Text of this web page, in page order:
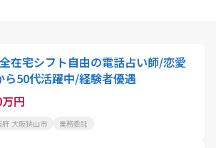
在宅シフト自由の電話占い師/恋愛
50代活躍中/経験者優遇
円
府 大阪狭山市 業務委託